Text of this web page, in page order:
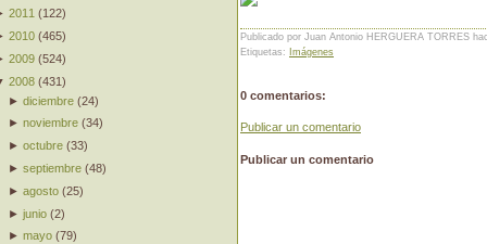
Publicado por Juan Antonio HERGUERA TORRES
Etiquetas:
Imágenes
0 comentarios:
Publicar un comentario
Publicar un comentario
2011 (122)
2010 (465)
2009 (524)
2008 (431)
►diciembre (24)
►noviembre (34)
►octubre (33)
►septiembre (48)
►agosto (25)
►junio (2)
►mayo (79)